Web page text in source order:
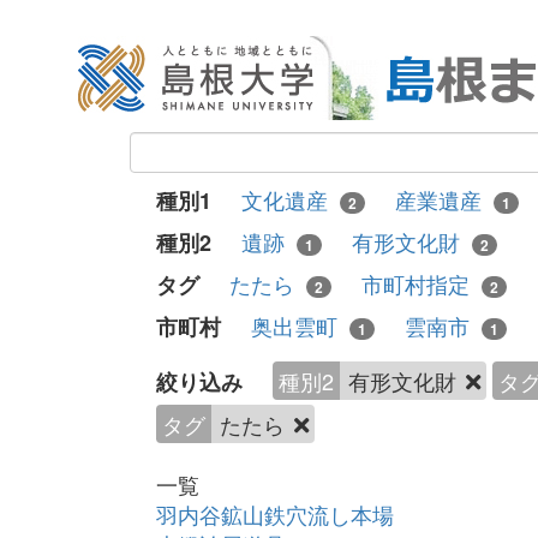
種別1 文化遺産 2 産業遺産 1
種別2 遺跡 1 有形文化財 2
タグ たたら 2 市町村指定 2
市町村
奥出雲町 1 雲南市 1
絞り込み 種別2 有形文化財
タ
タグ たたら
一覧
羽内谷鉱山鉄穴流し本場